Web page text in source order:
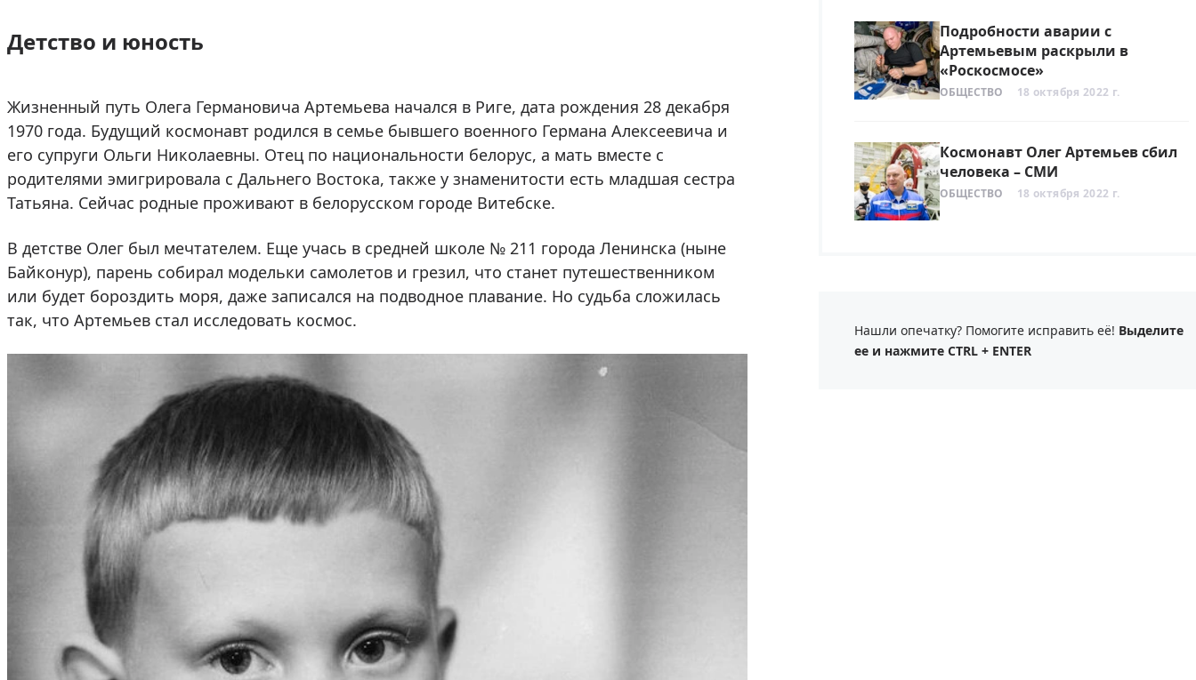
Детство и юность
Жизненный путь Олега Германовича Артемьева начался в Риге, дата рождения 28 декабря
1970 года. Будущий космонавт родился в семье бывшего военного Германа Алексеевича и
его супруги Ольги Николаевны. Отец по национальности белорус, а мать вместе с
родителями эмигрировала с Дальнего Востока, также у знаменитости есть младшая сестра
Татьяна. Сейчас родные проживают в белорусском городе Витебске.
В детстве Олег был мечтателем. Еще учась в средней школе № 211 города Ленинска (ныне
Байконур), парень собирал модельки самолетов и грезил, что станет путешественником
или будет бороздить моря, даже записался на подводное плавание. Но судьба сложилась
так, что Артемьев стал исследовать космос.
Подробности аварии с
Артемьевым раскрыли в
«Роскосмосе»
ОБЩЕСТВО 18 октября 2022 г.
Космонавт Олег Артемьев сбил
человека – СМИ
ОБЩЕСТВО 18 октября 2022 г.
Нашли опечатку? Помогите исправить её! Выделите
ее и нажмите CTRL + ENTER